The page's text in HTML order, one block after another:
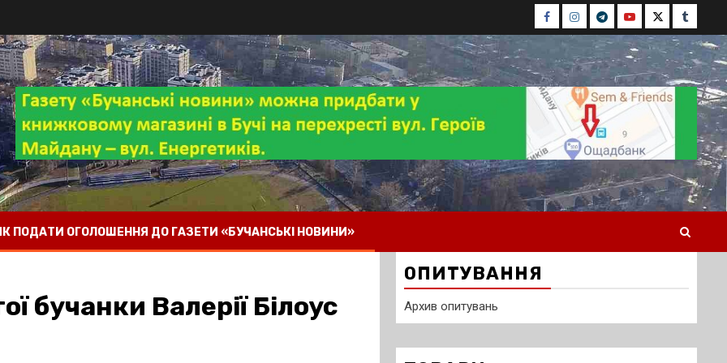
Facebook
Instagram
TelegramYoutubeTwitterTumblr
ПОДАТИ ОГОЛОШЕННЯ ДО ГАЗЕТИ «БУЧАНСЬКІ НОВИНИ»
бучанки Валерії Білоус
ОПИТУВАННЯ
Архив опитувань